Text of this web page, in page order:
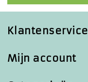
Klantenservice
Mijn account